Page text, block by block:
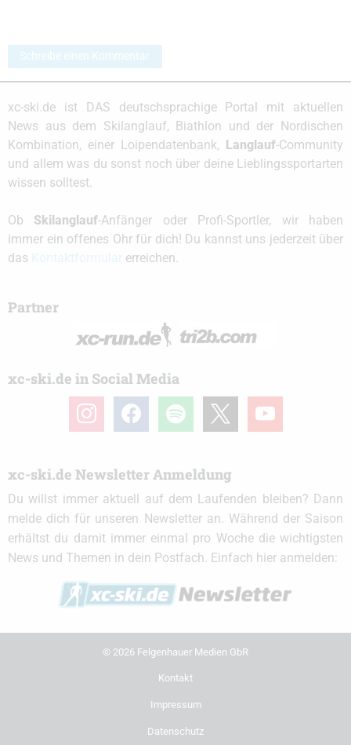
Schreibe einen Kommentar
xc-ski.de ist DAS deutschsprachige Portal mit aktuellen
News aus dem Skilanglauf, Biathlon und der Nordischen
Kombination, einer Loipendatenbank,
Langlauf-Community
und allem was du sonst noch über deine Lieblingssportarten
wissen solltest.
Ob Skilanglauf-Anfänger oder Profi-Sportler, wir haben
immer ein offenes Ohr für dich! Du kannst uns jederzeit über
das
erreichen.
Partner
xc-ski.de in Social Media
instagramfacebook spotify youtube
xc-ski.de Newsletter Anmeldung
Du willst immer aktuell auf dem Laufenden bleiben? Dann
melde dich für unseren Newsletter an. Während der Saison
erhältst du damit immer einmal pro Woche die wichtigsten
News und Themen in dein Postfach. Einfach hier anmelden:
© 2026 Felgenhauer Medien GbR
Kontakt
Impressum
Datenschutz